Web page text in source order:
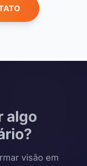
algo
visão em